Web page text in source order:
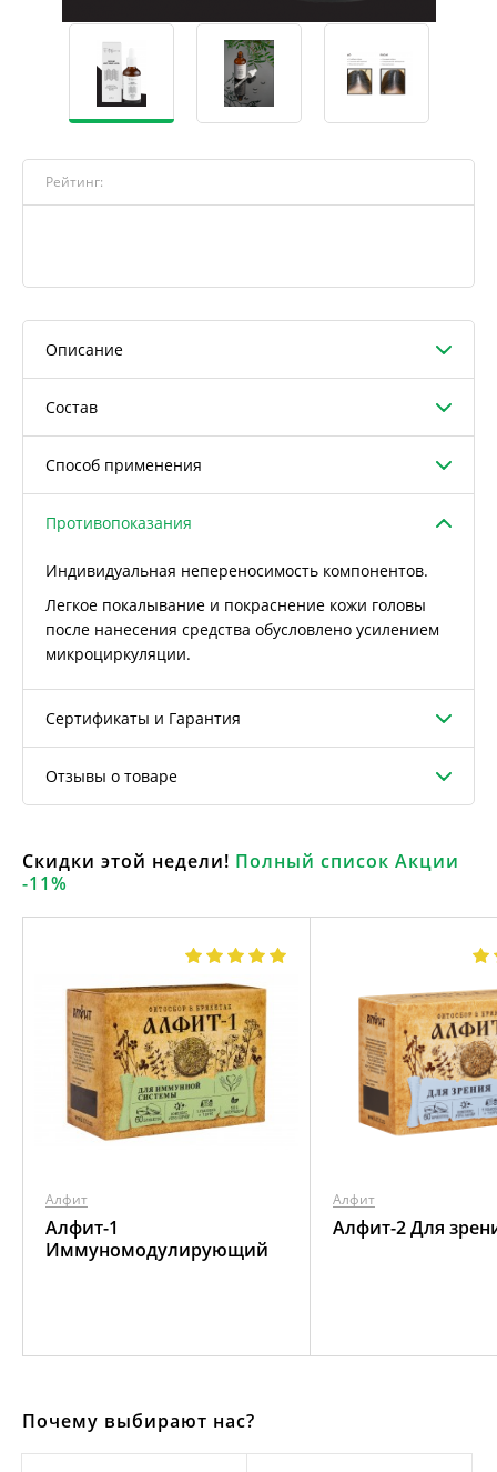
Рейтинг:
Описание
Состав
Способ применения
Противопоказания
Индивидуальная непереносимость компонентов.
Легкое покалывание и покраснение кожи головы
после нанесения средства обусловлено усилением
микроциркуляции.
Сертификаты и Гарантия
Отзывы о товаре
Скидки этой недели! Полный список Акции
-11%
Алфит
Алфит-1
Иммуномодулирующий
Алфит
Алфит-2 Для
Почему выбирают нас?